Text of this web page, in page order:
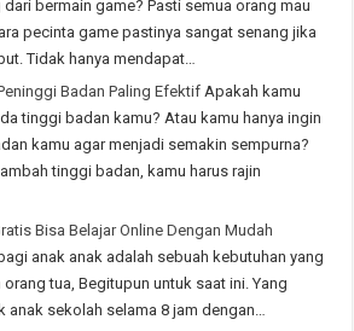
bermain game? Pasti semua orang mau
pecinta game pastinya sangat senang jika
Tidak hanya mendapat…
Badan Paling Efektif Apakah kamu
tinggi badan kamu? Atau kamu hanya ingin
kamu agar menjadi semakin sempurna?
tinggi badan, kamu harus rajin
Bisa Belajar Online Dengan Mudah
anak anak adalah sebuah kebutuhan yang
tua, Begitupun untuk saat ini. Yang
anak sekolah selama 8 jam dengan…